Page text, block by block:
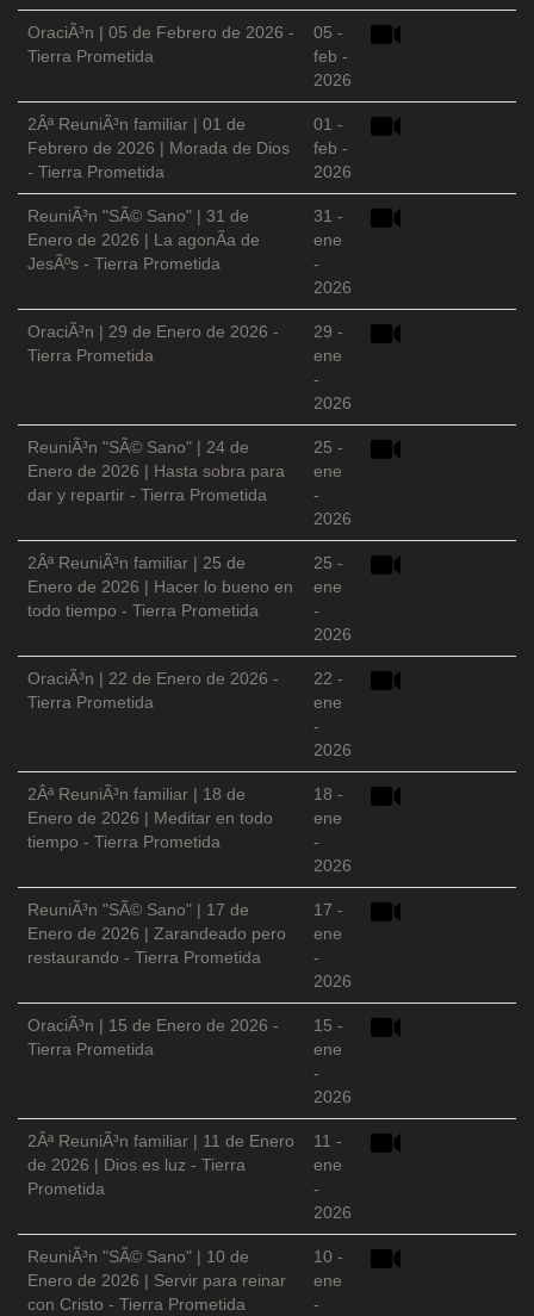
OraciÃ³n | 05 de Febrero de 2026 -
Tierra Prometida
05 -
feb -
2026
2Âª ReuniÃ³n familiar | 01 de
Febrero de 2026 | Morada de Dios
- Tierra Prometida
01 -
feb -
2026
ReuniÃ³n "SÃ© Sano" | 31 de
Enero de 2026 | La agonÃ­a de
JesÃºs - Tierra Prometida
31 -
ene
-
2026
OraciÃ³n | 29 de Enero de 2026 -
Tierra Prometida
29 -
ene
-
2026
ReuniÃ³n "SÃ© Sano" | 24 de
Enero de 2026 | Hasta sobra para
dar y repartir - Tierra Prometida
25 -
ene
-
2026
2Âª ReuniÃ³n familiar | 25 de
Enero de 2026 | Hacer lo bueno en
todo tiempo - Tierra Prometida
25 -
ene
-
2026
OraciÃ³n | 22 de Enero de 2026 -
Tierra Prometida
22 -
ene
-
2026
2Âª ReuniÃ³n familiar | 18 de
Enero de 2026 | Meditar en todo
tiempo - Tierra Prometida
18 -
ene
-
2026
ReuniÃ³n "SÃ© Sano" | 17 de
Enero de 2026 | Zarandeado pero
restaurando - Tierra Prometida
17 -
ene
-
2026
OraciÃ³n | 15 de Enero de 2026 -
Tierra Prometida
15 -
ene
-
2026
2Âª ReuniÃ³n familiar | 11 de Enero
de 2026 | Dios es luz - Tierra
Prometida
11 -
ene
-
2026
ReuniÃ³n "SÃ© Sano" | 10 de
Enero de 2026 | Servir para reinar
con Cristo - Tierra Prometida
10 -
ene
-